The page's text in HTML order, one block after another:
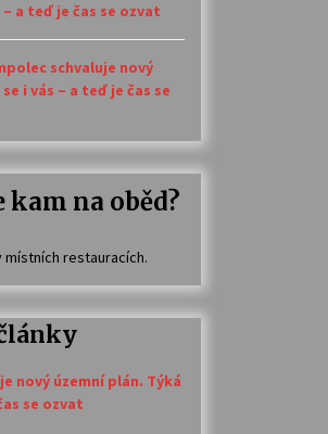
a teď je čas se ozvat
schvaluje nový
i vás – a teď je čas se
na oběd?
místních restauracích.
nový územní plán. Týká
se ozvat